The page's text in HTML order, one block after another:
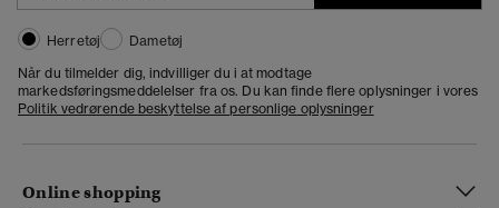
Herretøj
Dametøj
Når du tilmelder dig, indvilliger du i at modtage
markedsføringsmeddelelser fra os. Du kan finde flere oplysninger i vores
Politik vedrørende beskyttelse af personlige oplysninger
Online shopping